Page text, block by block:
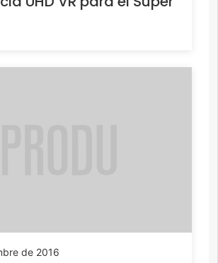
de 2016